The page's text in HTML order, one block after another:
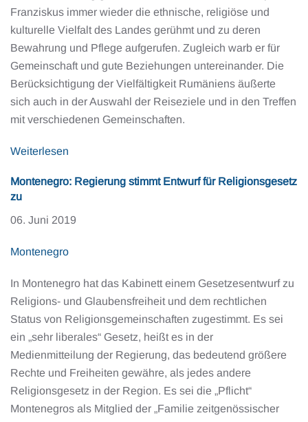
Franziskus immer wieder die ethnische, religiöse und
kulturelle Vielfalt des Landes gerühmt und zu deren
Bewahrung und Pflege aufgerufen. Zugleich warb er für
Gemeinschaft und gute Beziehungen untereinander. Die
Berücksichtigung der Vielfältigkeit Rumäniens äußerte
sich auch in der Auswahl der Reiseziele und in den Treffen
mit verschiedenen Gemeinschaften.
Weiterlesen
Montenegro: Regierung stimmt Entwurf für Religionsgesetz
zu
06. Juni 2019
Montenegro
In Montenegro hat das Kabinett einem Gesetzesentwurf zu
Religions- und Glaubensfreiheit und dem rechtlichen
Status von Religionsgemeinschaften zugestimmt. Es sei
ein „sehr liberales“ Gesetz, heißt es in der
Medienmitteilung der Regierung, das bedeutend größere
Rechte und Freiheiten gewähre, als jedes andere
Religionsgesetz in der Region. Es sei die „Pflicht“
Montenegros als Mitglied der „Familie zeitgenössischer